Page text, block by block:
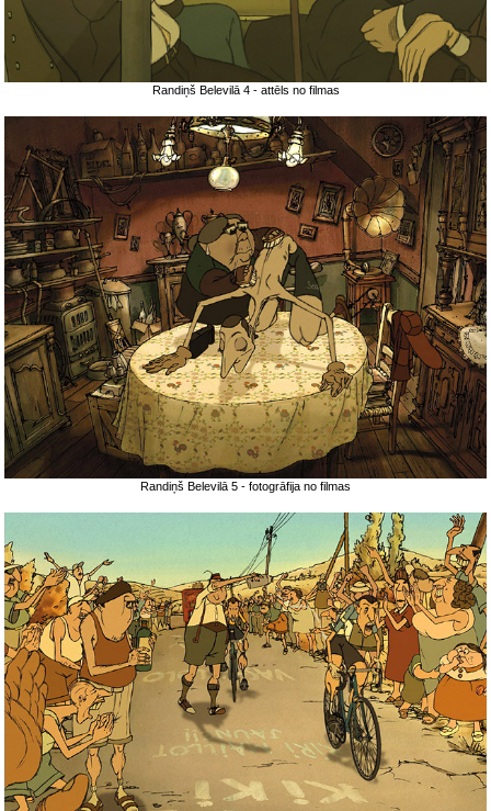
Randiņš Belevilā 4 - attēls no filmas
Randiņš Belevilā 5 - fotogrāfija no filmas